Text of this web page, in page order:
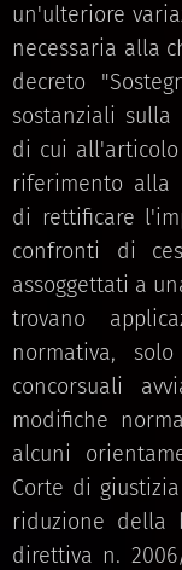
un'ulteriore
necessaria alla
decreto
sostanziali
di cui
riferimento alla
di rettificare
confronti di
assoggettati a
trovano
normativa,
concorsuali
modifiche
alcuni
Corte di
riduzione della
direttiva n.